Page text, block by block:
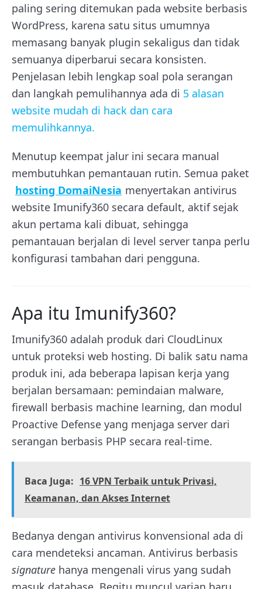
paling sering ditemukan pada website berbasis
WordPress, karena satu situs umumnya
memasang banyak plugin sekaligus dan tidak
semuanya diperbarui secara konsisten.
Penjelasan lebih lengkap soal pola serangan
dan langkah pemulihannya ada di 5 alasan
website mudah di hack dan cara
memulihkannya.
Menutup keempat jalur ini secara manual
membutuhkan pemantauan rutin. Semua paket
hosting DomaiNesia menyertakan antivirus
website Imunify360 secara default, aktif sejak
akun pertama kali dibuat, sehingga
pemantauan berjalan di level server tanpa perlu
konfigurasi tambahan dari pengguna.
Apa itu Imunify360?
Imunify360 adalah produk dari CloudLinux
untuk proteksi web hosting. Di balik satu nama
produk ini, ada beberapa lapisan kerja yang
berjalan bersamaan: pemindaian malware,
firewall berbasis machine learning, dan modul
Proactive Defense yang menjaga server dari
serangan berbasis PHP secara real-time.
Baca Juga: 16 VPN Terbaik untuk Privasi,
Keamanan, dan Akses Internet
Bedanya dengan antivirus konvensional ada di
cara mendeteksi ancaman. Antivirus berbasis
signature hanya mengenali virus yang sudah